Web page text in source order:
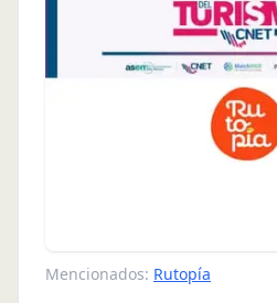
Mencionados: Rutopía